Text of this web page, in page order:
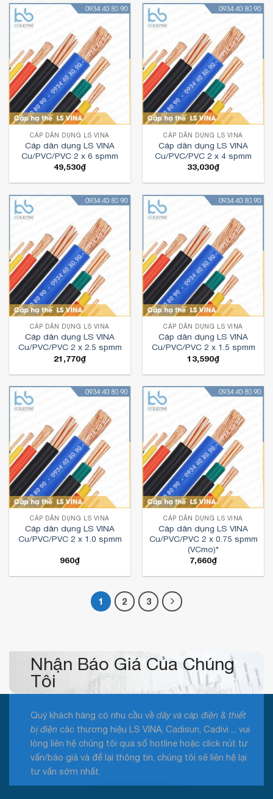
CÁP DÂN DỤNG LS VINA
Cáp dân dụng LS VINA
Cu/PVC/PVC 2 x 6 spmm
49,530₫
CÁP DÂN DỤNG LS VINA
Cáp dân dụng LS VINA
Cu/PVC/PVC 2 x 4 spmm
33,030₫
CÁP DÂN DỤNG LS VINA
Cáp dân dụng LS VINA
Cu/PVC/PVC 2 x 2.5 spmm
21,770₫
CÁP DÂN DỤNG LS VINA
Cáp dân dụng LS VINA
Cu/PVC/PVC 2 x 1.5 spmm
13,590₫
CÁP DÂN DỤNG LS VINA
Cáp dân dụng LS VINA
Cu/PVC/PVC 2 x 1.0 spmm
960₫
CÁP DÂN DỤNG LS VINA
Cáp dân dụng LS VINA
Cu/PVC/PVC 2 x 0.75 spmm
(VCmo)*
7,660₫
1 2 3
Nhận Báo Giá Của Chúng
Tôi
Quý khách hàng có nhu cầu về dây và cáp điện & thiết
bị điện các thương hiệu LS VINA, Cadisun, Cadivi ... vui
lòng liên hệ chúng tôi qua số hotline hoặc click nút tư
vấn/báo giá và để lại thông tin, chúng tôi sẽ liên hệ lại
tư vấn sớm nhất.